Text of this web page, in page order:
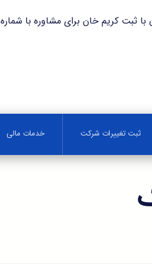
مشاوره با شماره ۸۷۱۴۶ تماس حاصل فرمایید.
ثبت تغییرات شرکت خدمات مالی